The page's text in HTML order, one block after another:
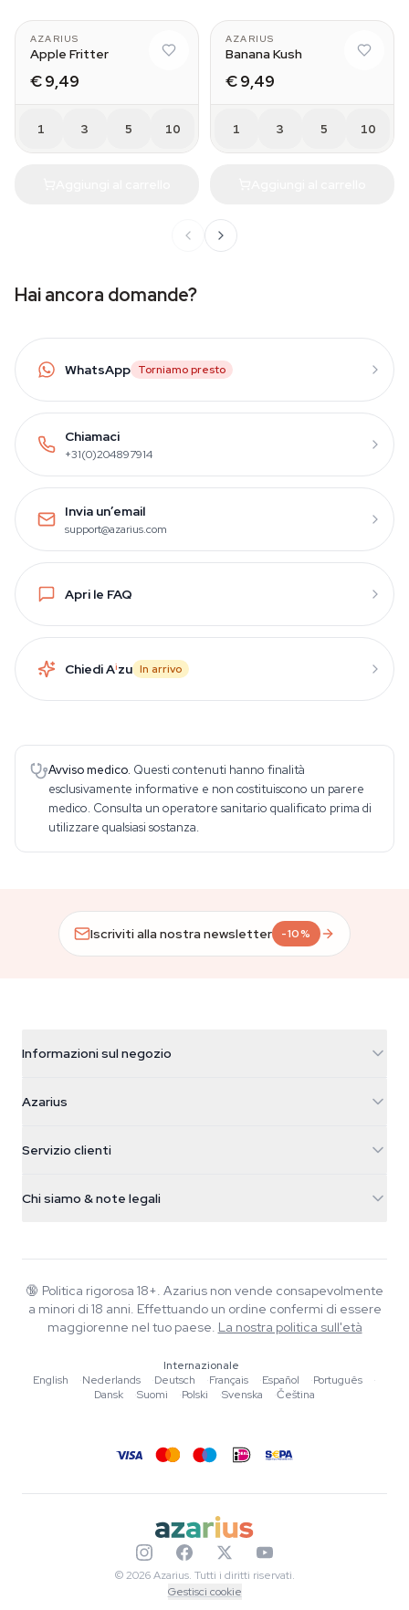
AZARIUS
Apple Fritter
€ 9,49
1 3 5 10
AZARIUS
Banana Kush
€ 9,49
1 3 5 10
Hai ancora domande?
WhatsApp Torniamo presto
Chiamaci
+31(0)204897914
Invia un’email
support@azarius.com
Apri le FAQ
Chiedi Aizu In arrivo
Avviso medico. Questi contenuti hanno finalità
esclusivamente informative e non costituiscono un parere
medico. Consulta un operatore sanitario qualificato prima di
utilizzare qualsiasi sostanza.
Iscriviti alla nostra newsletter -10%
Informazioni sul negozio
Galvaniweg 11
Nederland
+31(0)204897914
Azarius
Smokeshop
Servizio clienti
FAQ
Informativa sulla privacy
Chi siamo & note legali
Wiki
Blog
Musica
Linee guida editoriali
Strumenti e Calcolatori
🔞 Politica rigorosa 18+. Azarius non vende consapevolmente
a minori di 18 anni. Effettuando un ordine confermi di essere
maggiorenne nel tuo paese. La nostra politica sull'età
Internazionale
English
·Nederlands ·Deutsch ·Français ·Español ·Português
·
Dansk
·Suomi ·Polski ·Svenska ·Čeština
© 2026 Azarius. Tutti i diritti riservati.
Gestisci cookie